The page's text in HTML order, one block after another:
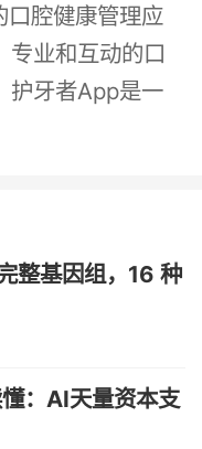
腔健康管理应
专业和互动的口
护牙者App是一
整基因组，16 种
：AI天量资本支